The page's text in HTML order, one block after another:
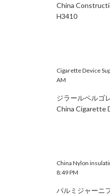
China
H3410
Cigarette Device
AM
ジラールペルゴ
China Cigarette
China Nylon
8:49 PM
パルミジャーニ